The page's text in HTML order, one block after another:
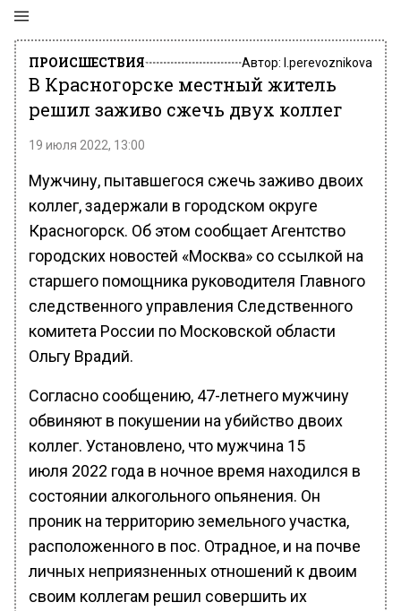
ПРОИСШЕСТВИЯ Автор: l.perevoznikova
В Красногорске местный житель
решил заживо сжечь двух коллег
19 июля 2022, 13:00
Мужчину, пытавшегося сжечь заживо двоих
коллег, задержали в городском округе
Красногорск. Об этом сообщает Агентство
городских новостей «Москва» со ссылкой на
старшего помощника руководителя Главного
следственного управления Следственного
комитета России по Московской области
Ольгу Врадий.
Согласно сообщению, 47-летнего мужчину
обвиняют в покушении на убийство двоих
коллег. Установлено, что мужчина 15
июля 2022 года в ночное время находился в
состоянии алкогольного опьянения. Он
проник на территорию земельного участка,
расположенного в пос. Отрадное, и на почве
личных неприязненных отношений к двоим
своим коллегам решил совершить их